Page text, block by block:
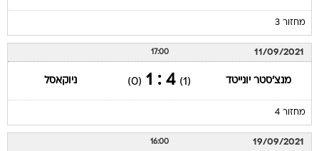
מחזור 3
11/09/2021
17:00
מנצ'סטר יונייטד (1)
4 : 1
(0) ניוקאסל
מחזור 4
19/09/2021
16:00